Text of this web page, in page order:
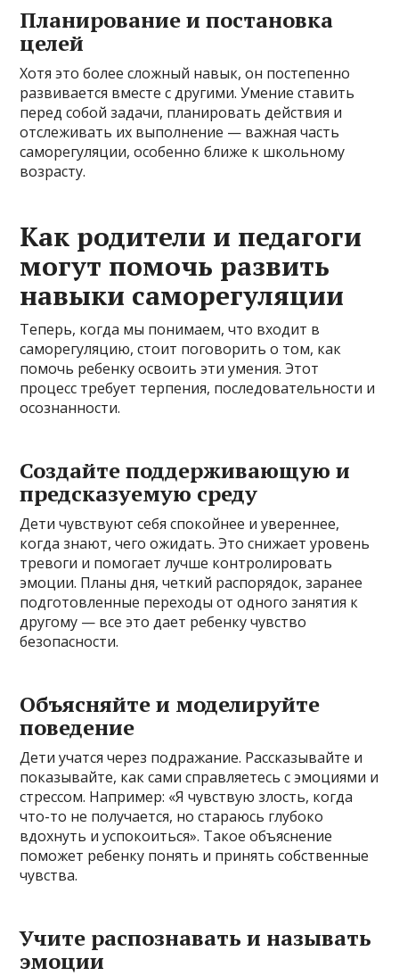
Планирование и постановка
целей
Хотя это более сложный навык, он постепенно
развивается вместе с другими. Умение ставить
перед собой задачи, планировать действия и
отслеживать их выполнение — важная часть
саморегуляции, особенно ближе к школьному
возрасту.
Как родители и педагоги
могут помочь развить
навыки саморегуляции
Теперь, когда мы понимаем, что входит в
саморегуляцию, стоит поговорить о том, как
помочь ребенку освоить эти умения. Этот
процесс требует терпения, последовательности и
осознанности.
Создайте поддерживающую и
предсказуемую среду
Дети чувствуют себя спокойнее и увереннее,
когда знают, чего ожидать. Это снижает уровень
тревоги и помогает лучше контролировать
эмоции. Планы дня, четкий распорядок, заранее
подготовленные переходы от одного занятия к
другому — все это дает ребенку чувство
безопасности.
Объясняйте и моделируйте
поведение
Дети учатся через подражание. Рассказывайте и
показывайте, как сами справляетесь с эмоциями и
стрессом. Например: «Я чувствую злость, когда
что-то не получается, но стараюсь глубоко
вдохнуть и успокоиться». Такое объяснение
поможет ребенку понять и принять собственные
чувства.
Учите распознавать и называть
эмоции